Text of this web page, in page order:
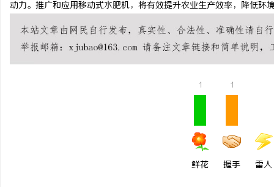
动力。推广和应用移动式水肥机，将有效提升农业生产效率，降低环
1
鲜花
1
握手 雷人
胃术虚拟仿真触摸没反应、画面卡顿？立方
境破解难题
揭秘成都私家侦探行业